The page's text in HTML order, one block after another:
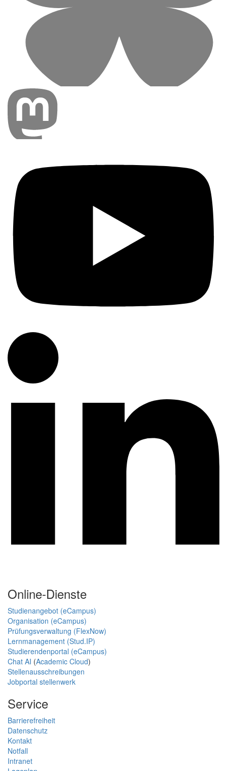
Online-Dienste
Studienangebot (eCampus)
Organisation (eCampus)
Prüfungsverwaltung (FlexNow)
Lernmanagement (Stud.IP)
Studierendenportal (eCampus)
Chat AI (Academic Cloud)
Stellenausschreibungen
Jobportal stellenwerk
Service
Barrierefreiheit
Datenschutz
Kontakt
Notfall
Intranet